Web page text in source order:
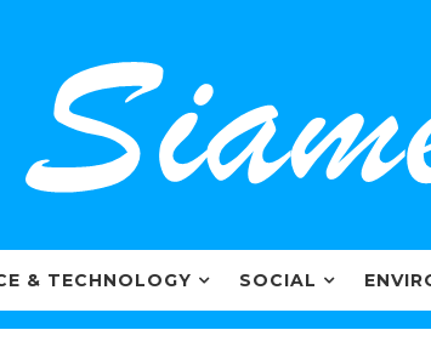
& TECHNOLOGY SOCIAL